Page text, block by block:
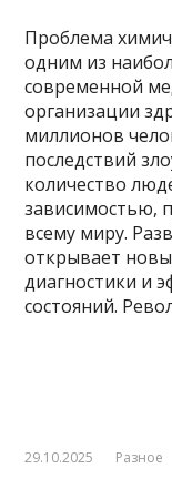
Проблема
одним из
современной
организации
миллионов
последствий
количество
зависимостью,
всему миру.
открывает
диагностики и
состояний.
29.10.2025 Разное